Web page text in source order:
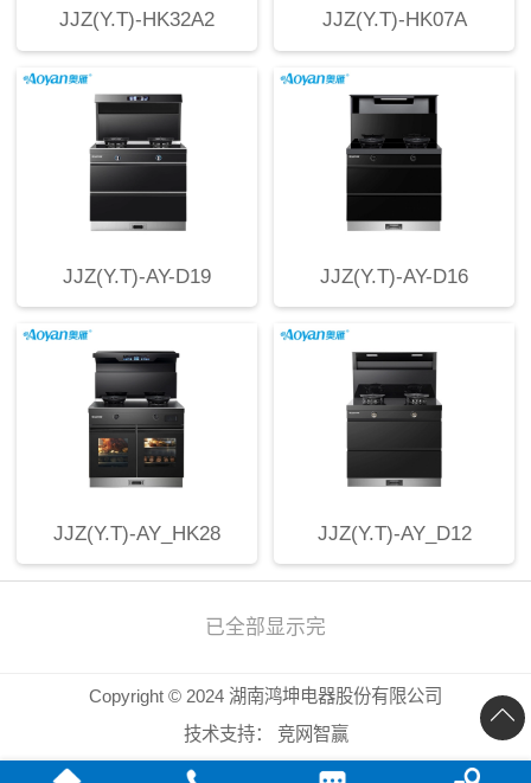
JJZ(Y.T)-HK32A2 JJZ(Y.T)-HK07A
JJZ(Y.T)-AY-D19 JJZ(Y.T)-AY-D16
JJZ(Y.T)-AY_HK28 JJZ(Y.T)-AY_D12
已全部显示完
Copyright © 2024 湖南鸿坤电器股份有限公司
技术支持：
竞网智赢